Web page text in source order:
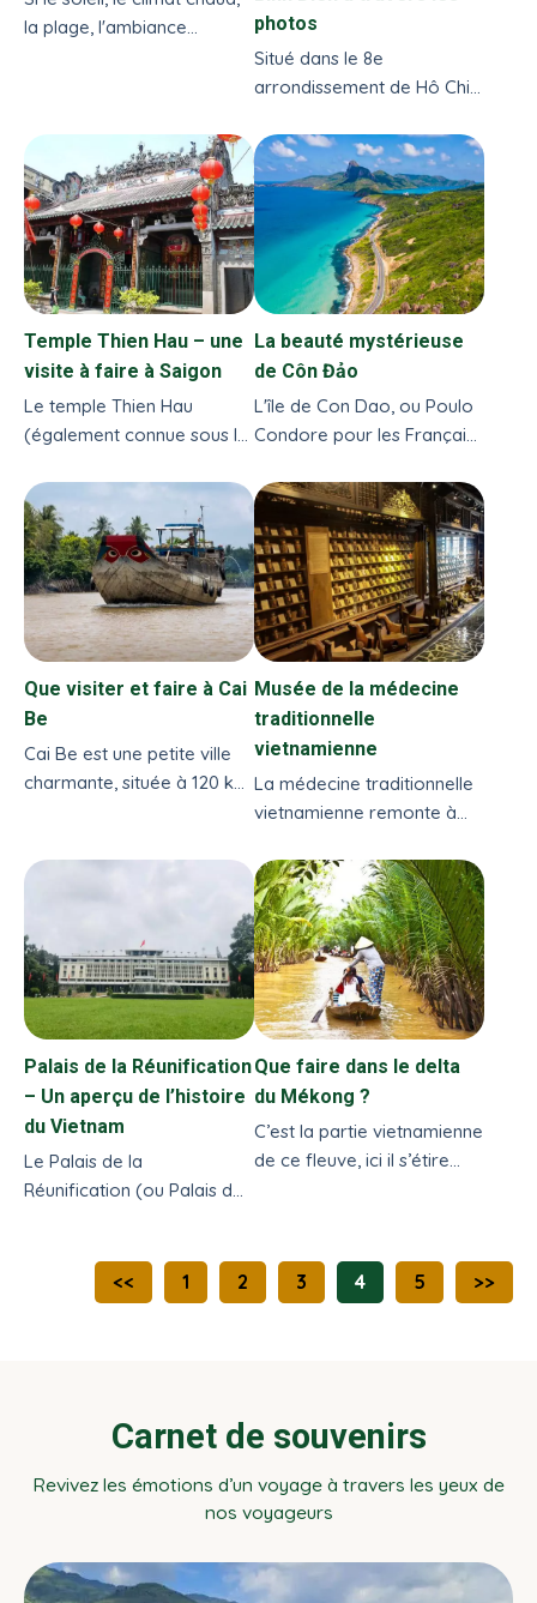
la plage, l'ambiance
faite pour vous...
photos
Situé dans le 8e
arrondissement de Hô Chi
Diên brille en tant que plus
grand marché de gros
original du Vietnam
Temple Thien Hau – une
visite à faire à Saigon
Le temple Thien Hau
(également connue sous le
mer) joue un rôle
important dans la vie
culturelle et religieuse des
Hoa (Vietnamiens d’origine
chinoise) de Sai Gon...
La beauté mystérieuse
de Côn Đảo
L'île de Con Dao, ou Poulo
Condore pour les Français,
méridionale de Bà Rịa-
Vũng Tàu...
Que visiter et faire à Cai
Be
Cai Be est une petite ville
charmante, située à 120 km
Musée de la médecine
traditionnelle
vietnamienne
La médecine traditionnelle
vietnamienne remonte à
existe encore aujourd'hui...
Palais de la Réunification
– Un aperçu de l’histoire
du Vietnam
Le Palais de la
Réunification (ou Palais de
victoire, de la paix et de
l'intégrité territoriale du
Que faire dans le delta
du Mékong ?
C’est la partie vietnamienne
de ce fleuve, ici il s’étire
<< 1 2 3 4 5 >>
Carnet de souvenirs
Revivez les émotions d’un voyage à travers les yeux de
nos voyageurs